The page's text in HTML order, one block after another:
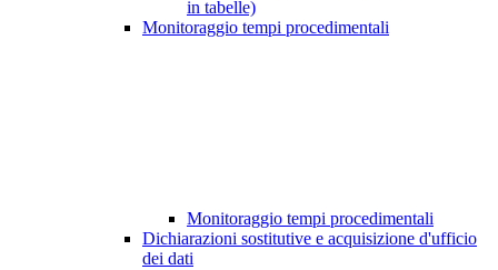
in tabelle)
Monitoraggio tempi procedimentali
Monitoraggio tempi procedimentali
Dichiarazioni sostitutive e acquisizione d'ufficio
dei dati